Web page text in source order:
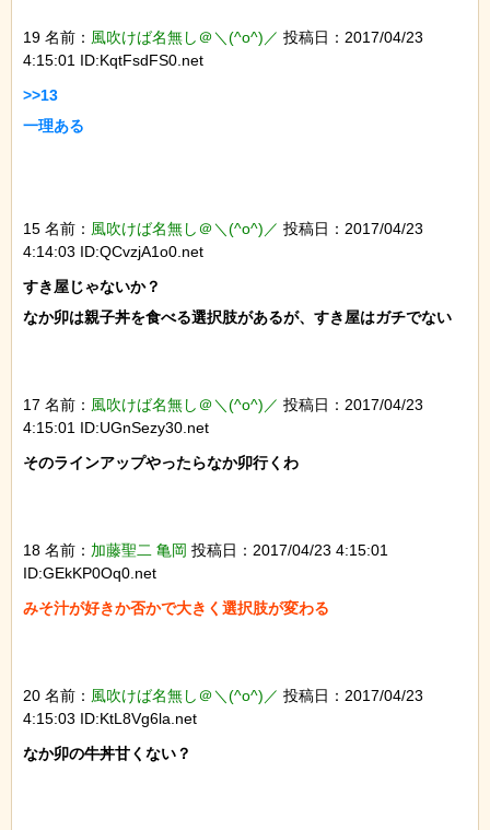
19 名前： 風吹けば名無し＠＼(^o^)／ 投稿日：2017/04/23
4:15:01 ID:KqtFsdFS0.net
>>13
一理ある
15 名前： 風吹けば名無し＠＼(^o^)／ 投稿日：2017/04/23
4:14:03 ID:QCvzjA1o0.net
すき屋じゃないか？
なか卯は親子丼を食べる選択肢があるが、すき屋はガチでない
17 名前： 風吹けば名無し＠＼(^o^)／ 投稿日：2017/04/23
4:15:01 ID:UGnSezy30.net
そのラインアップやったらなか卯行くわ
18 名前： 加藤聖二 亀岡 投稿日：2017/04/23 4:15:01
ID:GEkKP0Oq0.net
みそ汁が好きか否かで大きく選択肢が変わる
20 名前： 風吹けば名無し＠＼(^o^)／ 投稿日：2017/04/23
4:15:03 ID:KtL8Vg6la.net
なか卯の牛丼甘くない？